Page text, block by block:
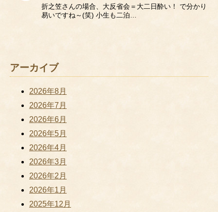
折之笠さんの場合、大反省会＝大二日酔い！ で分かり
易いですね～(笑) 小生も二泊…
アーカイブ
2026年8月
2026年7月
2026年6月
2026年5月
2026年4月
2026年3月
2026年2月
2026年1月
2025年12月